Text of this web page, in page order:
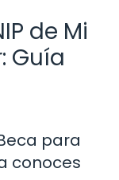
de Mi
Guía
para
conoces